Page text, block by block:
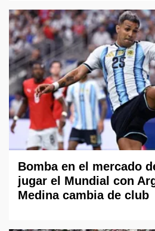
Bomba en el mercado
jugar el Mundial con
Medina cambia de club